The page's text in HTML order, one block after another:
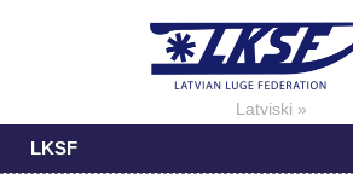
Latviski »
LKSF